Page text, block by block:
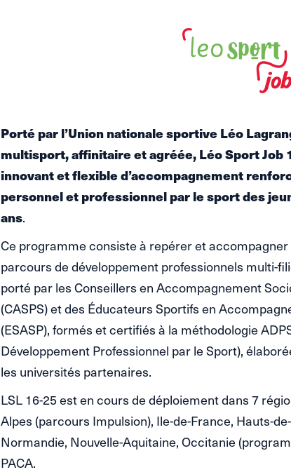
Porté par l’Union nationale sportive Léo
multisport, affinitaire et agréée, Léo Sport Job
innovant et flexible d’accompagnement
personnel et professionnel par le sport des
ans.
Ce programme consiste à repérer et
parcours de développement professionnels multi-
porté par les Conseillers en Accompagnement
(CASPS) et des Éducateurs Sportifs en
(ESASP), formés et certifiés à la méthodologie
Développement Professionnel par le Sport),
les universités partenaires.
LSL 16-25 est en cours de déploiement dans 7
Alpes (parcours Impulsion), Ile-de-France, Hauts-
Normandie, Nouvelle-Aquitaine, Occitanie
PACA.